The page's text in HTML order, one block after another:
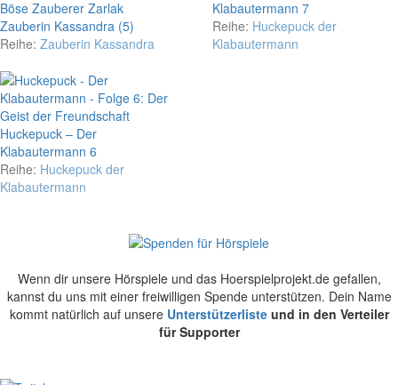
Zauberin Kassandra (5)
Reihe: Zauberin Kassandra
Klabautermann 7
Reihe: Huckepuck der
Klabautermann
Huckepuck – Der
Klabautermann 6
Reihe: Huckepuck der
Klabautermann
Wenn dir unsere Hörspiele und das Hoerspielprojekt.de gefallen,
kannst du uns mit einer freiwilligen Spende unterstützen. Dein Name
kommt natürlich auf unsere Unterstützerlisteund in den Verteiler
für Supporter